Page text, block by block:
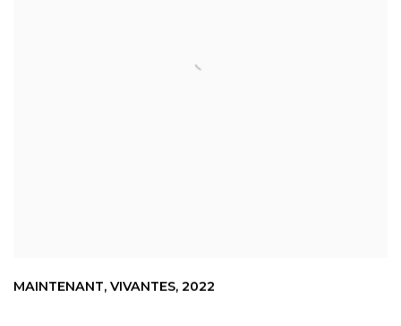
MAINTENANT, VIVANTES, 2022